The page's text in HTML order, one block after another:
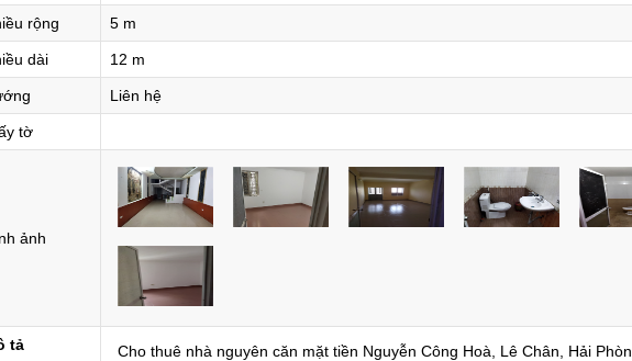
rộng 5 m
dài 12 m
Liên hệ
tờ
ảnh
tả
Cho thuê nhà nguyên căn mặt tiền Nguyễn Công Hoà, Lê Chân, Hải